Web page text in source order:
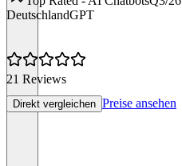
DeutschlandGPT
21 Reviews
Direkt vergleichen Preise ansehen